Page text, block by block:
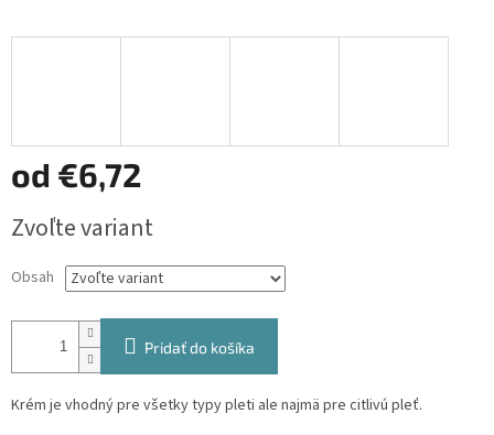
od €6,72
cena:
Zvoľte variant
Obsah
Pridať do košíka
Krém je vhodný pre všetky typy pleti ale najmä pre citlivú pleť.